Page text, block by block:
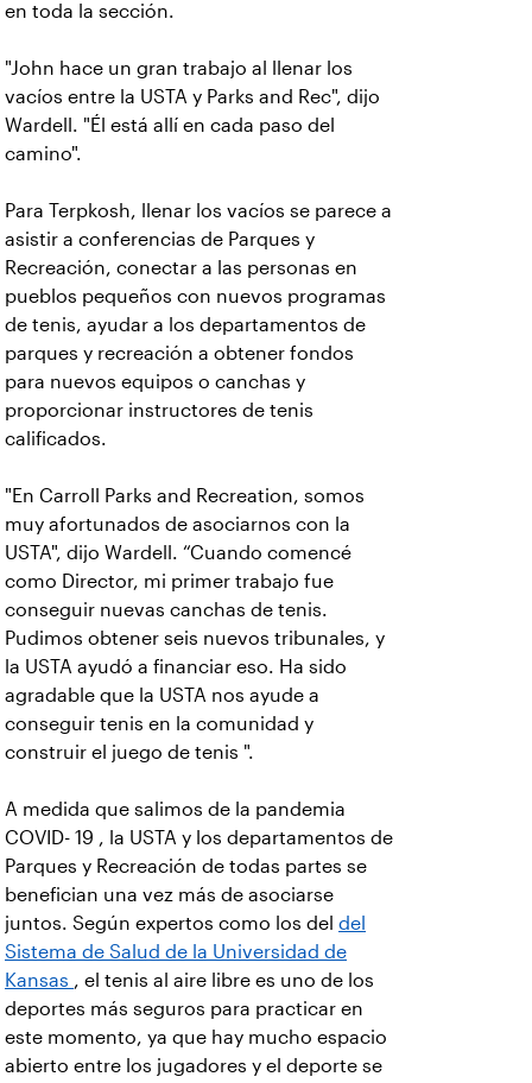
en toda la sección.
"John hace un gran trabajo al llenar los
vacíos entre la USTA y Parks and Rec", dijo
Wardell. "Él está allí en cada paso del
camino".
Para Terpkosh, llenar los vacíos se parece a
asistir a conferencias de Parques y
Recreación, conectar a las personas en
pueblos pequeños con nuevos programas
de tenis, ayudar a los departamentos de
parques y recreación a obtener fondos
para nuevos equipos o canchas y
proporcionar instructores de tenis
calificados.
"En Carroll Parks and Recreation, somos
muy afortunados de asociarnos con la
USTA", dijo Wardell. “Cuando comencé
como Director, mi primer trabajo fue
conseguir nuevas canchas de tenis.
Pudimos obtener seis nuevos tribunales, y
la USTA ayudó a financiar eso. Ha sido
agradable que la USTA nos ayude a
conseguir tenis en la comunidad y
construir el juego de tenis ".
A medida que salimos de la pandemia
COVID- 19 , la USTA y los departamentos de
Parques y Recreación de todas partes se
benefician una vez más de asociarse
juntos. Según expertos como los del del
Sistema de Salud de la Universidad de
Kansas , el tenis al aire libre es uno de los
deportes más seguros para practicar en
este momento, ya que hay mucho espacio
abierto entre los jugadores y el deporte se